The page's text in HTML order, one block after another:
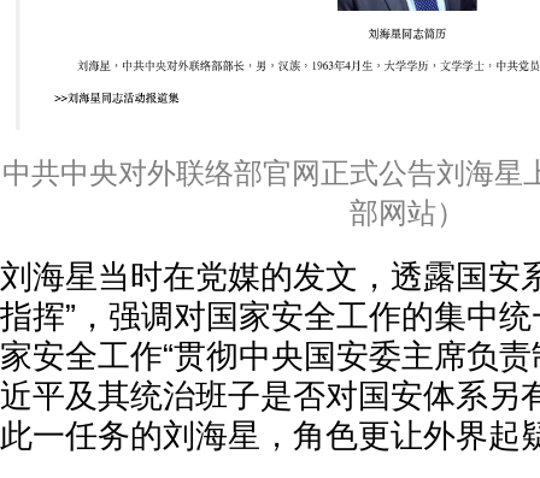
中共中央对外联络部官网正式公告刘海星
部网站）
刘海星当时在党媒的发文，透露国安
指挥”，强调对国家安全工作的集中
家安全工作“贯彻中央国安委主席负
近平及其统治班子是否对国安体系另
此一任务的刘海星，角色更让外界起